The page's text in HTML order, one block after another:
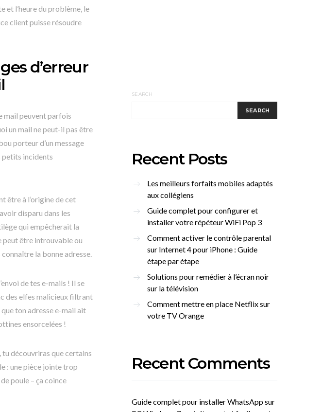
et l’heure du problème, le
client puisse résoudre
d’erreur
mail peuvent parfois
un mail ne peut-il pas être
porteur d’un message
petits incidents
être à l’origine de cet
disparu dans les
qui empêcherait la
peut être introuvable ou
la bonne adresse.
de tes e-mails ! Il se
des elfes malicieux filtrant
que ton adresse e-mail ait
ensorcelées !
découvriras que certains
: une pièce jointe trop
poule – ça coince
SEARCH
SEARCH
Recent Posts
Les meilleurs forfaits mobiles adaptés
aux collégiens
Guide complet pour configurer et
installer votre répéteur WiFi Pop 3
Comment activer le contrôle parental
sur Internet 4 pour iPhone : Guide
étape par étape
Solutions pour remédier à l’écran noir
sur la télévision
Comment mettre en place Netflix sur
votre TV Orange
Recent Comments
Guide complet pour installer WhatsApp sur